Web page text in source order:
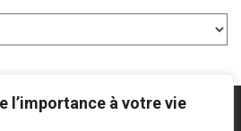
l’importance à votre vie